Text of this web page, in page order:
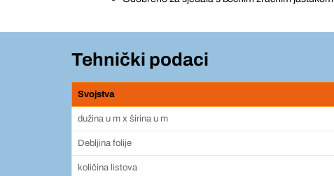
Tehnički podaci
Svojstva
dužina u m x širina u m
Debljina folije
količina listova